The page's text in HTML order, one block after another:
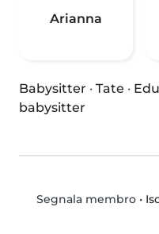
Arianna
Babysitter · Tate ·
babysitter
Segnala membro•